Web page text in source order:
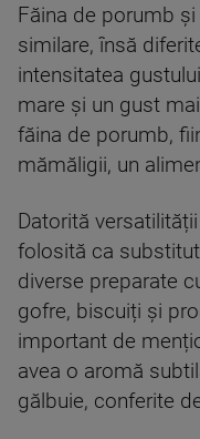
Făina de porumb
similare, însă
intensitatea
mare și un gust
făina de porumb,
mămăligii, un
Datorită
folosită ca
diverse preparate
gofre, biscuiți și
important de
avea o aromă
gălbuie, conferite